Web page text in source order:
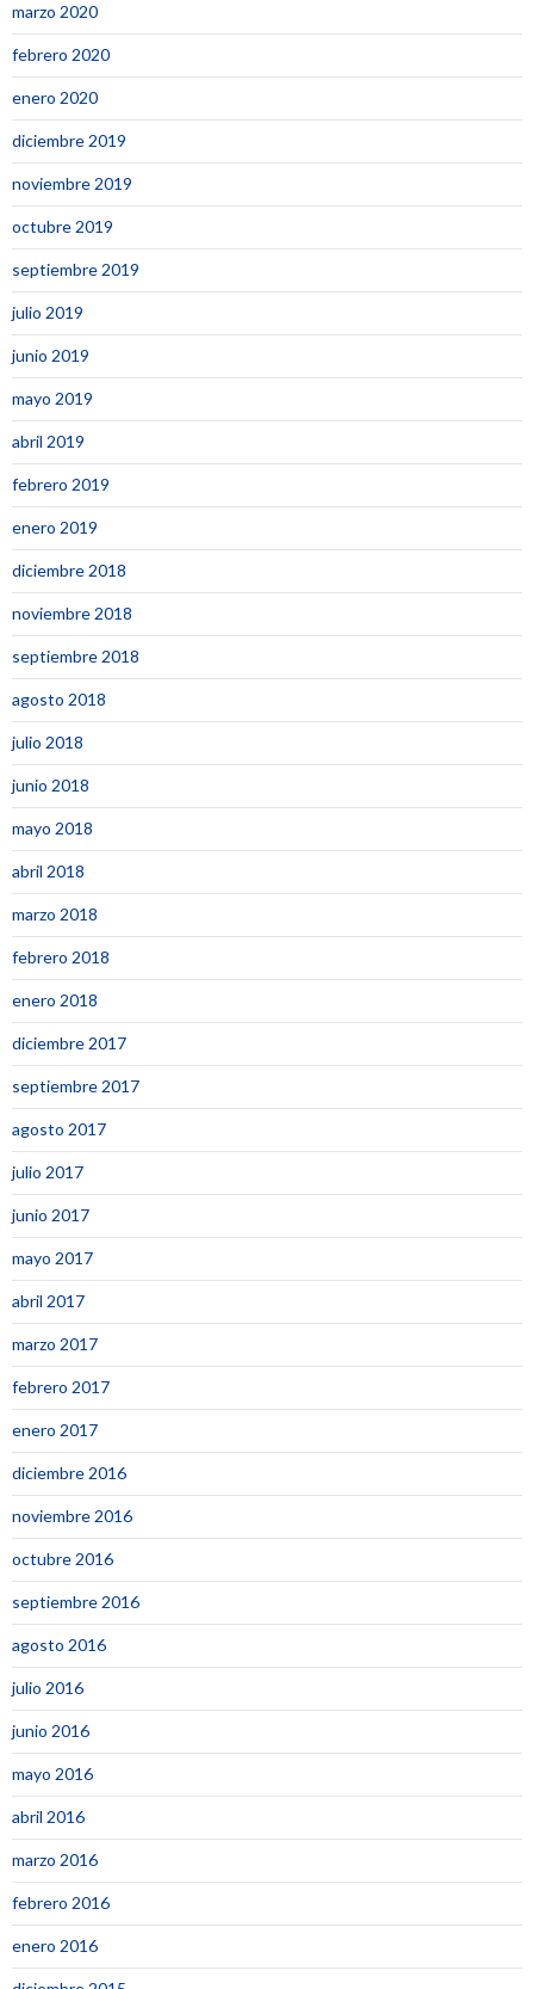
marzo 2020
febrero 2020
enero 2020
diciembre 2019
noviembre 2019
octubre 2019
septiembre 2019
julio 2019
junio 2019
mayo 2019
abril 2019
febrero 2019
enero 2019
diciembre 2018
noviembre 2018
septiembre 2018
agosto 2018
julio 2018
junio 2018
mayo 2018
abril 2018
marzo 2018
febrero 2018
enero 2018
diciembre 2017
septiembre 2017
agosto 2017
julio 2017
junio 2017
mayo 2017
abril 2017
marzo 2017
febrero 2017
enero 2017
diciembre 2016
noviembre 2016
octubre 2016
septiembre 2016
agosto 2016
julio 2016
junio 2016
mayo 2016
abril 2016
marzo 2016
febrero 2016
enero 2016